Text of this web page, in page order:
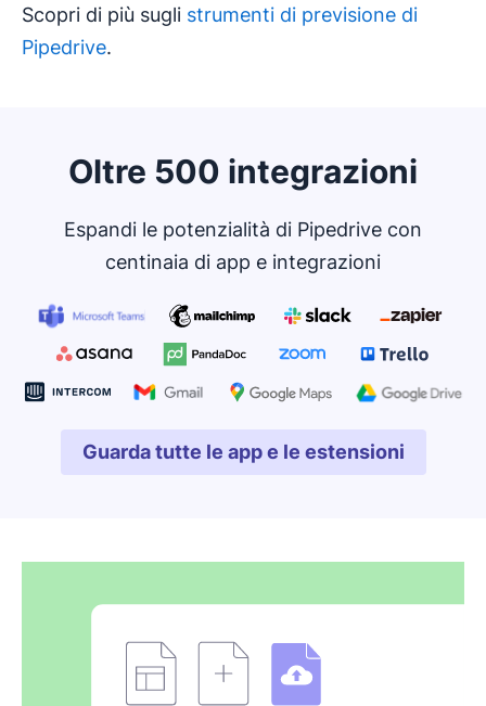
Scopri di più sugli strumenti di previsione di
Pipedrive.
Oltre 500 integrazioni
Espandi le potenzialità di Pipedrive con
centinaia di app e integrazioni
Guarda tutte le app e le estensioni
Si apre in una nuova